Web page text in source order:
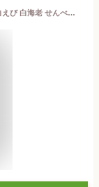
富山 お土産 白っえびせん60g×10袋 しろえび 白えび 白海老 せんべい 煎餅 お菓子